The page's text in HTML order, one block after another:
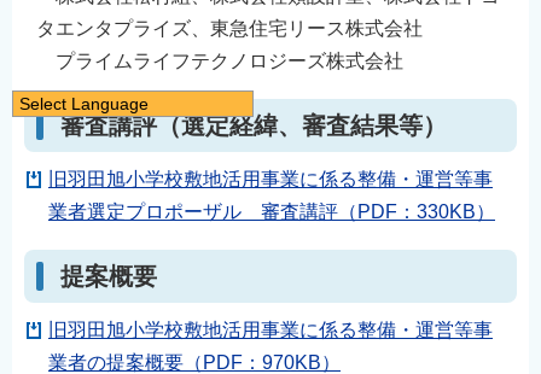
タエンタプライズ、東急住宅リース株式会社
プライムライフテクノロジーズ株式会社
審査講評（選定経緯、審査結果等）
旧羽田旭小学校敷地活用事業に係る整備・運営等事
業者選定プロポーザル 審査講評（PDF：330KB）
提案概要
旧羽田旭小学校敷地活用事業に係る整備・運営等事
業者の提案概要（PDF：970KB）
Select Language
日本語
English
简体中文
繁體中文
한국어
नेपाली
Filipino